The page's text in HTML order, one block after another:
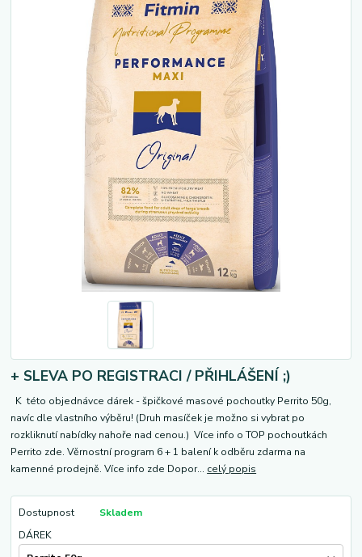
+ SLEVA PO REGISTRACI / PŘIHLÁŠENÍ ;)
K této objednávce dárek - špičkové masové pochoutky Perrito 50g,
navíc dle vlastního výběru! (Druh masíček je možno si vybrat po
rozkliknutí nabídky nahoře nad cenou.) Více info o TOP pochoutkách
Perrito zde. Věrnostní program 6 + 1 balení k odběru zdarma na
kamenné prodejně. Více info zde Dopor... celý popis
Dostupnost
Skladem
DÁREK